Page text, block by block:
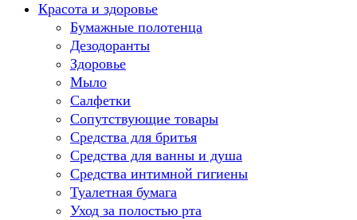
Красота и здоровье
Бумажные полотенца
Дезодоранты
Здоровье
Мыло
Салфетки
Сопутствующие товары
Средства для бритья
Средства для ванны и душа
Средства интимной гигиены
Туалетная бумага
Уход за полостью рта